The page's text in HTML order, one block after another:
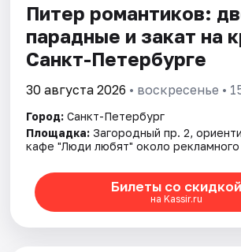
Питер романтиков:
парадные и закат на
Санкт-Петербурге
30 августа 2026 • воскресенье •
Город: Санкт-Петербург
Площадка: Загородный пр. 2,
кафе "Люди любят" около рекламного
Билеты со скидкой
на Kassir.ru